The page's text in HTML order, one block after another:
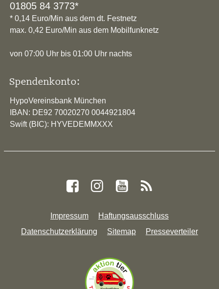
01805 84 3773*
* 0,14 Euro/Min aus dem dt. Festnetz
max. 0,42 Euro/Min aus dem Mobilfunknetz
von 07:00 Uhr bis 01:00 Uhr nachts
Spendenkonto:
HypoVereinsbank München
IBAN: DE92 70020270 0044921804
Swift (BIC): HYVEDEMMXXX
Impressum
Haftungsausschluss
Datenschutzerklärung
Sitemap Presseverteiler